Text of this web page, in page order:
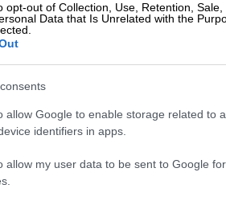
opt-out of Collection, Use, Retention,
Data that Is Unrelated with the
allow Google to enable storage related to
identifiers in apps.
allow my user data to be sent to Google
Θεσσαλονίκη, εξερευνά
κορυφαίους
ελληνικού σινεμά
Σινεμά |11.11.2022 11:11
Παντελής